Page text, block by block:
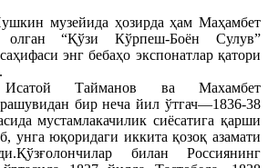
музейида ҳозирда ҳам Маҳамбет
олган “Қўзи Кўрпеш-Боён Сулув”
энг бебаҳо экспонатлар қатори
Тайманов ва Махамбет
бир неча йил ўтгач—1836-38
мустамлакачилик сиёсатига қарши
унга юқоридаги иккита қозоқ азамати
билан Россиянинг